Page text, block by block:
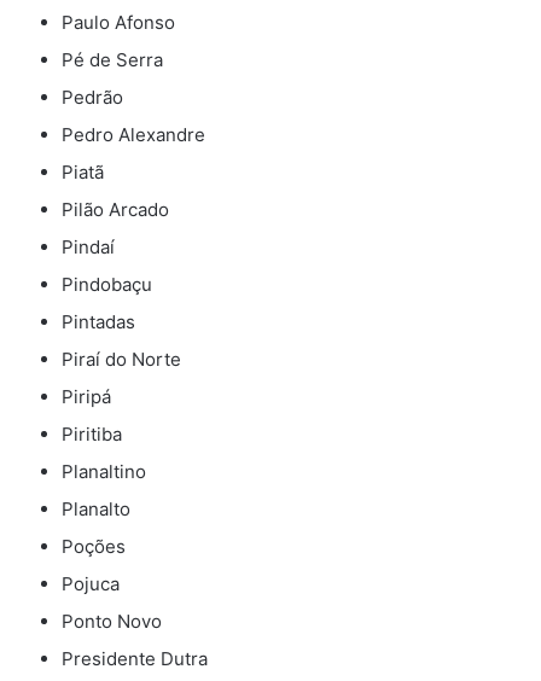
Paulo Afonso
Pé de Serra
Pedrão
Pedro Alexandre
Piatã
Pilão Arcado
Pindaí
Pindobaçu
Pintadas
Piraí do Norte
Piripá
Piritiba
Planaltino
Planalto
Poções
Pojuca
Ponto Novo
Presidente Dutra